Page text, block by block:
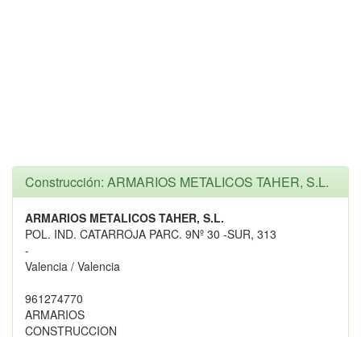
Construcción: ARMARIOS METALICOS TAHER, S.L.
ARMARIOS METALICOS TAHER, S.L.
POL. IND. CATARROJA PARC. 9Nº 30 -SUR, 313
-
Valencia / Valencia
961274770
ARMARIOS
CONSTRUCCION